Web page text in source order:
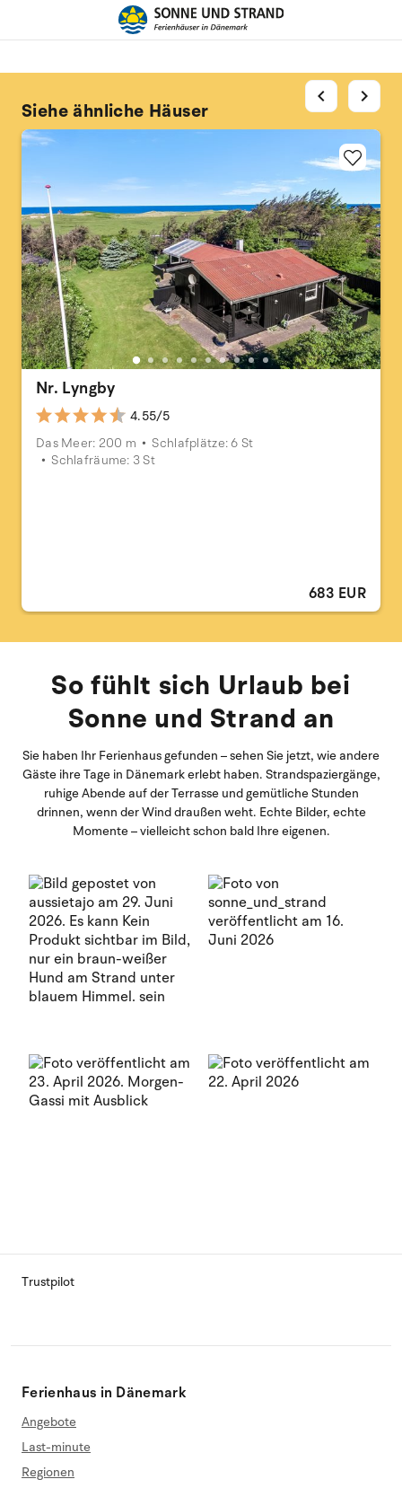
Siehe ähnliche Häuser
Nr. Lyngby
4.55/5
Das Meer: 200 m
Schlafplätze: 6 St
Schlafräume: 3 St
683 EUR
chevron_left chevron_right
So fühlt sich Urlaub bei
Sonne und Strand an
Sie haben Ihr Ferienhaus gefunden – sehen Sie jetzt, wie andere
Gäste ihre Tage in Dänemark erlebt haben. Strandspaziergänge,
ruhige Abende auf der Terrasse und gemütliche Stunden
drinnen, wenn der Wind draußen weht. Echte Bilder, echte
Momente – vielleicht schon bald Ihre eigenen.
Trustpilot
Ferienhaus in Dänemark
Angebote
Last-minute
Regionen